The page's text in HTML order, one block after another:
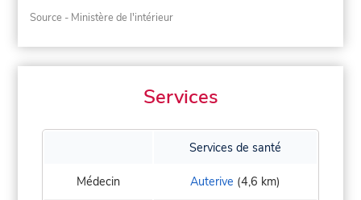
Source - Ministère de l'intérieur
Services
Services de santé
Médecin Auterive (4,6 km)